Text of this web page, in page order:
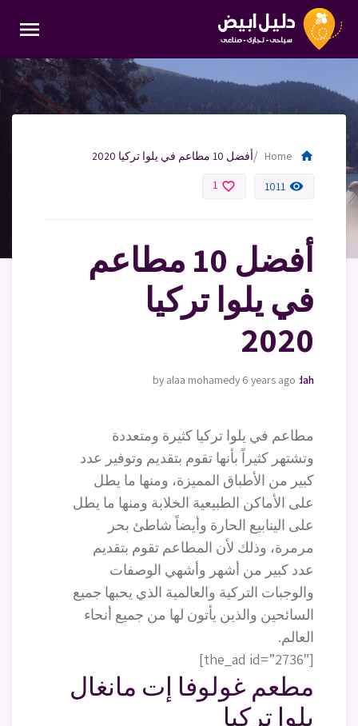
menu
home
Home أفضل 10 مطاعم في يلوا تركيا 2020
remove_red_eye
1011
favorite_border
1
أفضل 10 مطاعم
في يلوا تركيا
2020
moving-furniture-jeddah
by alaa mohamedy 6 years ago
مطاعم في يلوا تركيا كثيرة ومتعددة
وتشتهر كثيراً بأنها تقوم بتقديم وتوفير عدد
كبير من الأطباق المميزة، ومنها ما يطل
على الأماكن الطبيعية الخلابة ومنها ما يطل
على الينابيع الحارة وأيضاً شاطئ بحر
مرمرة، وذلك لأن المطاعم تقوم بتقديم
عدد كبير من أشهر وأشهي الوصفات
والوجبات التركية والعالمية الذي يحبها جميع
السائحين والذين يأتون لها من جميع أنحاء
العالم.
[the_ad id=”2736″]
مطعم غولوفا إت مانغال
يلوا تركيا